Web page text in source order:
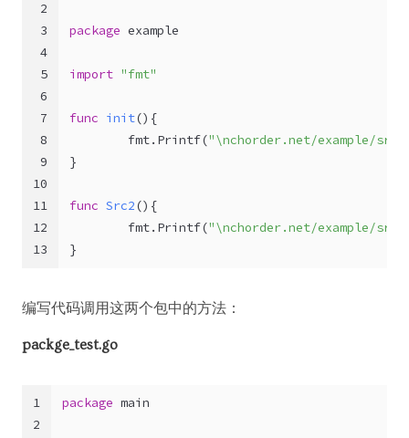
2
3
4
5
6
7
8
9
10
11
12
13
package example
import "fmt"
func init() {
        fmt.Printf(
"\nchorder.net/example/
}
func Src2() {
        fmt.Printf(
"\nchorder.net/example/
}
编写代码调用这两个包中的方法：
packge_test.go
1
2
package main